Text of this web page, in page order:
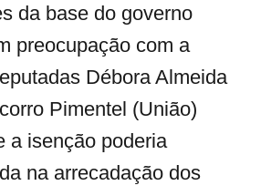
da base do governo
preocupação com a
Débora Almeida
Pimentel (União)
a isenção poderia
na arrecadação dos